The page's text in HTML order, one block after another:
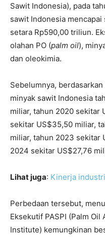
Sawit Indonesia), pada
sawit Indonesia
setara Rp590,00 triliun.
olahan PO (palm oil),
dan oleokimia.
Sebelumnya,
minyak sawit Indonesia
miliar, tahun 2020 sekitar
sekitar US$35,50 miliar,
miliar, tahun 2023 sekitar
2024 sekitar US$27,76
Lihat juga: Kinerja
Perbedaan tersebut,
Eksekutif PASPI (Palm
Institute) kemungkinan